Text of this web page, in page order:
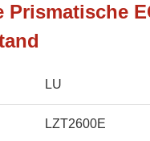
Prismatische
LU
LZT2600E